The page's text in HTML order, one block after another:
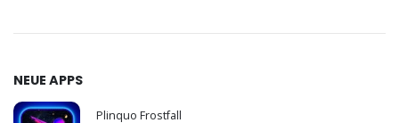
NEUE APPS
Plinquo Frostfall